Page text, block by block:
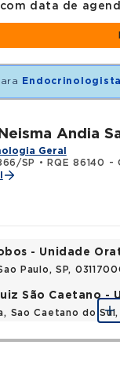
data de
Andia
Geral
SP
• RQE 86140 -
- Unidade
Paulo, SP,
São Caetano -
Sao Caetano do Sul,